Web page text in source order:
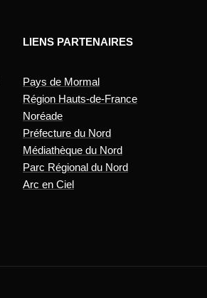
LIENS PARTENAIRES
Pays de Mormal
Région Hauts-de-France
Noréade
Préfecture du Nord
Médiathèque du Nord
Parc Régional du Nord
Arc en Ciel